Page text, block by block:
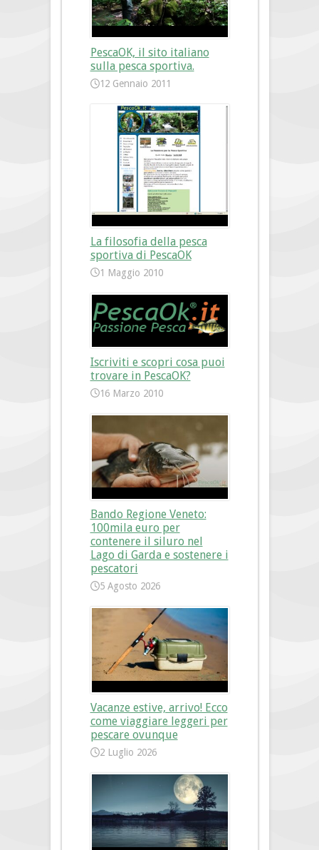
PescaOK, il sito italiano
sulla pesca sportiva.
12 Gennaio 2011
La filosofia della pesca
sportiva di PescaOK
1 Maggio 2010
Iscriviti e scopri cosa puoi
trovare in PescaOK?
16 Marzo 2010
Bando Regione Veneto:
100mila euro per
contenere il siluro nel
Lago di Garda e sostenere i
pescatori
5 Agosto 2026
Vacanze estive, arrivo! Ecco
come viaggiare leggeri per
pescare ovunque
2 Luglio 2026